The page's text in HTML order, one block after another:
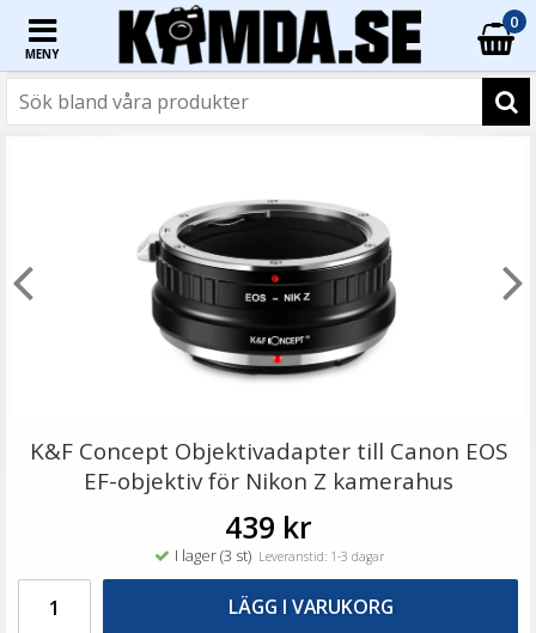
MENY
0
69 kr
LÄGG I VARUKORG
K&F Concept Objektivadapter till Canon EOS
EF-objektiv för Nikon Z kamerahus
439 kr
I lager (3 st) Leveranstid: 1-3 dagar
LÄGG I VARUKORG